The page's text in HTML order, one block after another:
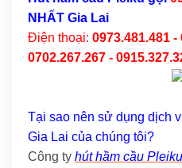
NHẤT Gia Lai
Điện thoại: 0973.481.481 -
0702.267.267 -
Tại sao nên sử dụng dịch
Gia Lai của chúng tôi?
Công ty hút hầm cầu